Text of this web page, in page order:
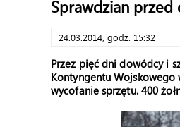
Sprawdzian przed
24.03.2014, godz. 15:32
Przez pięć dni dowódcy i
Kontyngentu Wojskowego
wycofanie sprzętu. 400